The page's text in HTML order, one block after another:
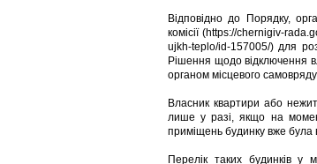
Відповідно до Порядку,
комісії (https://chernigiv-
ujkh-teplo/id-157005/) для
Рішення щодо відключення
органом місцевого
Власник квартири або
лише у разі, якщо на
приміщень будинку вже
Перелік таких будинків у